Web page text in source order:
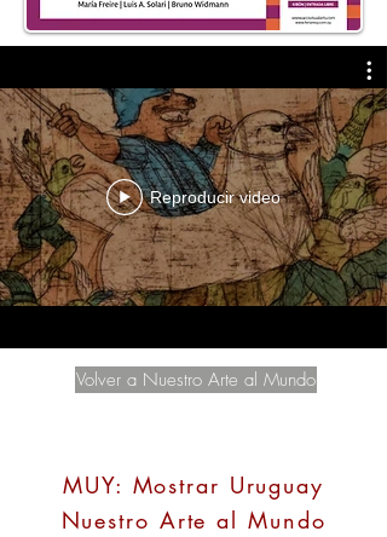
Reproducir video
Volver a Nuestro Arte al Mundo
MUY: Mostrar Uruguay
Nuestro Arte al Mundo